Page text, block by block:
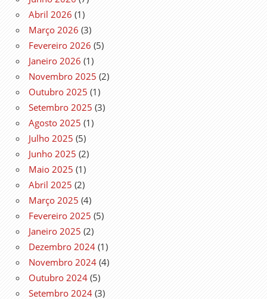
Abril 2026 (1)
Março 2026 (3)
Fevereiro 2026 (5)
Janeiro 2026 (1)
Novembro 2025 (2)
Outubro 2025 (1)
Setembro 2025 (3)
Agosto 2025 (1)
Julho 2025 (5)
Junho 2025 (2)
Maio 2025 (1)
Abril 2025 (2)
Março 2025 (4)
Fevereiro 2025 (5)
Janeiro 2025 (2)
Dezembro 2024 (1)
Novembro 2024 (4)
Outubro 2024 (5)
Setembro 2024 (3)